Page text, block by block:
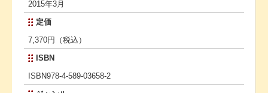
2015年3月
定価
7,370円（税込）
ISBN
ISBN978-4-589-03658-2